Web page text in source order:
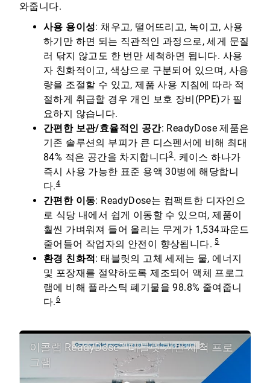
와줍니다.
사용 용이성: 채우고, 떨어뜨리고, 녹이고, 사용
하기만 하면 되는 직관적인 과정으로, 세게 문질
러 닦지 않고도 한 번만 세척하면 됩니다. 사용
자 친화적이고, 색상으로 구분되어 있으며, 사용
량을 조절할 수 있고, 제품 사용 지침에 따라 적
절하게 취급할 경우 개인 보호 장비(PPE)가 필
요하지 않습니다.
간편한 보관/효율적인 공간: ReadyDose 제품은
기존 솔루션의 부피가 큰 디스펜서에 비해 최대
84% 적은 공간을 차지합니다3. 케이스 하나가
즉시 사용 가능한 표준 용액 30병에 해당합니
다.4
간편한 이동: ReadyDose는 컴팩트한 디자인으
로 식당 내에서 쉽게 이동할 수 있으며, 제품이
훨씬 가벼워져 들어 올리는 무게가 1,534파운드
줄어들어 작업자의 안전이 향상됩니다.5
환경 친화적 : 태블릿의 고체 세제는 물, 에너지
및 포장재를 절약하도록 제조되어 액체 프로그
램에 비해 플라스틱 폐기물을 98.8% 줄여줍니
다.6
이콜랩 ReadyDose™ 태블릿 기반 세척 프로
그램